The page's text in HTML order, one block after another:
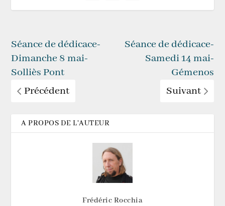
Séance de dédicace-
Dimanche 8 mai-
Solliès Pont
Précédent
Séance de dédicace-
Samedi 14 mai-
Gémenos
Suivant
A PROPOS DE L'AUTEUR
Frédéric Rocchia